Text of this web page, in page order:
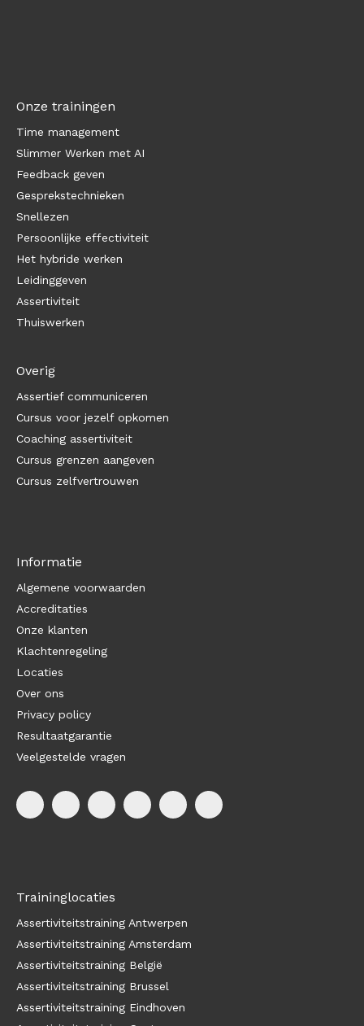
Onze trainingen
Time management
Slimmer Werken met AI
Feedback geven
Gesprekstechnieken
Snellezen
Persoonlijke effectiviteit
Het hybride werken
Leidinggeven
Assertiviteit
Thuiswerken
Overig
Assertief communiceren
Cursus voor jezelf opkomen
Coaching assertiviteit
Cursus grenzen aangeven
Cursus zelfvertrouwen
Informatie
Algemene voorwaarden
Accreditaties
Onze klanten
Klachtenregeling
Locaties
Over ons
Privacy policy
Resultaatgarantie
Veelgestelde vragen
Traininglocaties
Assertiviteitstraining Antwerpen
Assertiviteitstraining Amsterdam
Assertiviteitstraining België
Assertiviteitstraining Brussel
Assertiviteitstraining Eindhoven